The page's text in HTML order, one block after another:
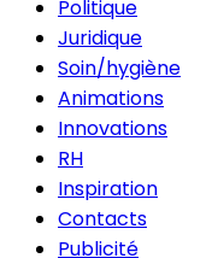
Politique
Juridique
Soin/hygiène
Animations
Innovations
RH
Inspiration
Contacts
Publicité